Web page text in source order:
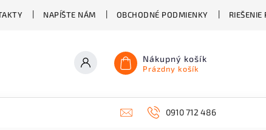
NAPÍŠTE NÁM OBCHODNÉ PODMIENKY RIEŠENIE
Nákupný košík
Prázdny košík
0910 712 486